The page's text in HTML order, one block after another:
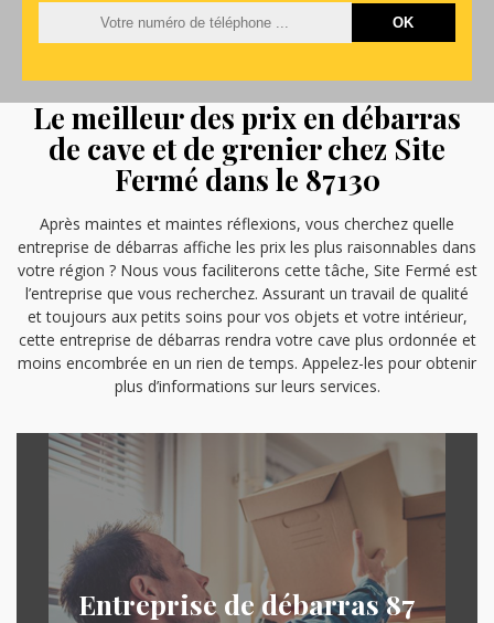
Le meilleur des prix en débarras
de cave et de grenier chez Site
Fermé dans le 87130
Après maintes et maintes réflexions, vous cherchez quelle
entreprise de débarras affiche les prix les plus raisonnables dans
votre région ? Nous vous faciliterons cette tâche, Site Fermé est
l’entreprise que vous recherchez. Assurant un travail de qualité
et toujours aux petits soins pour vos objets et votre intérieur,
cette entreprise de débarras rendra votre cave plus ordonnée et
moins encombrée en un rien de temps. Appelez-les pour obtenir
plus d’informations sur leurs services.
Entreprise de débarras 87